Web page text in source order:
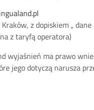
z dopiskiem „ dane
z taryfą operatora)
wyjaśnień ma prawo
jego dotyczą narusza